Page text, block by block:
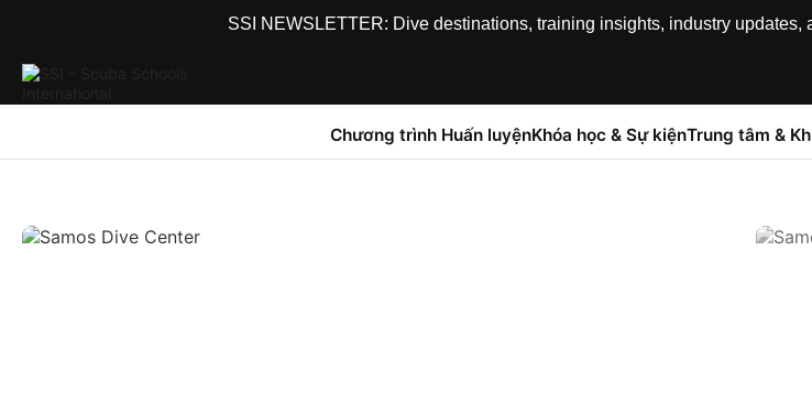
SSI NEWSLETTER: Dive destinations, training insights, industry
Chương trình Huấn luyệnKhóa học & Sự kiệnTrung tâm &